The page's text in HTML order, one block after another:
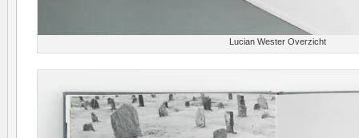
Lucian Wester Overzicht